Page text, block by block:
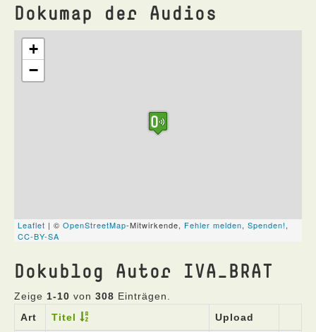
Dokumap der Audios
Dokublog Autor IVA_BRAT
Zeige 1-10 von 308 Einträgen.
Art
Titel Upload